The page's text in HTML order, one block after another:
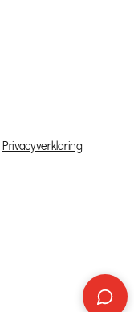
Privacyverklaring